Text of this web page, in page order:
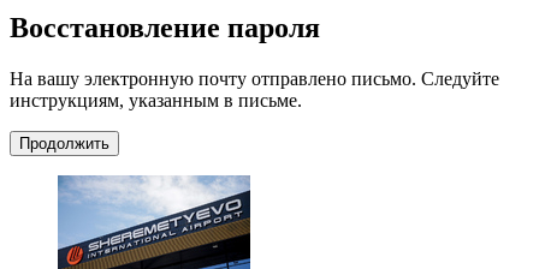
Восстановление пароля
На вашу электронную почту отправлено письмо. Следуйте
инструкциям, указанным в письме.
Продолжить